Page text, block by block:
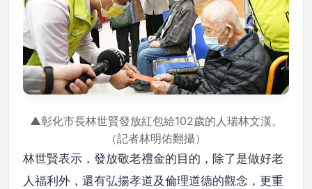
▲彰化市長林世賢發放紅包給102歲的人瑞林文漢。
（記者林明佑翻攝）
林世賢表示，發放敬老禮金的目的，除了是做好老
人福利外，還有弘揚孝道及倫理道德的觀念，更重